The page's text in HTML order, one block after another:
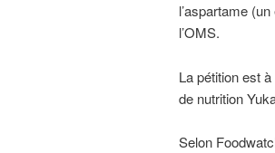
l’aspartame
l’OMS.
La pétition est
de nutrition
Selon